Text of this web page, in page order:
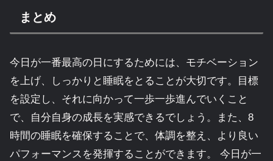
まとめ
今日が一番最高の日にするためには、モチベーション
を上げ、しっかりと睡眠をとることが大切です。目標
を設定し、それに向かって一歩一歩進んでいくこと
で、自分自身の成長を実感できるでしょう。また、8
時間の睡眠を確保することで、体調を整え、より良い
パフォーマンスを発揮することができます。 今日が一